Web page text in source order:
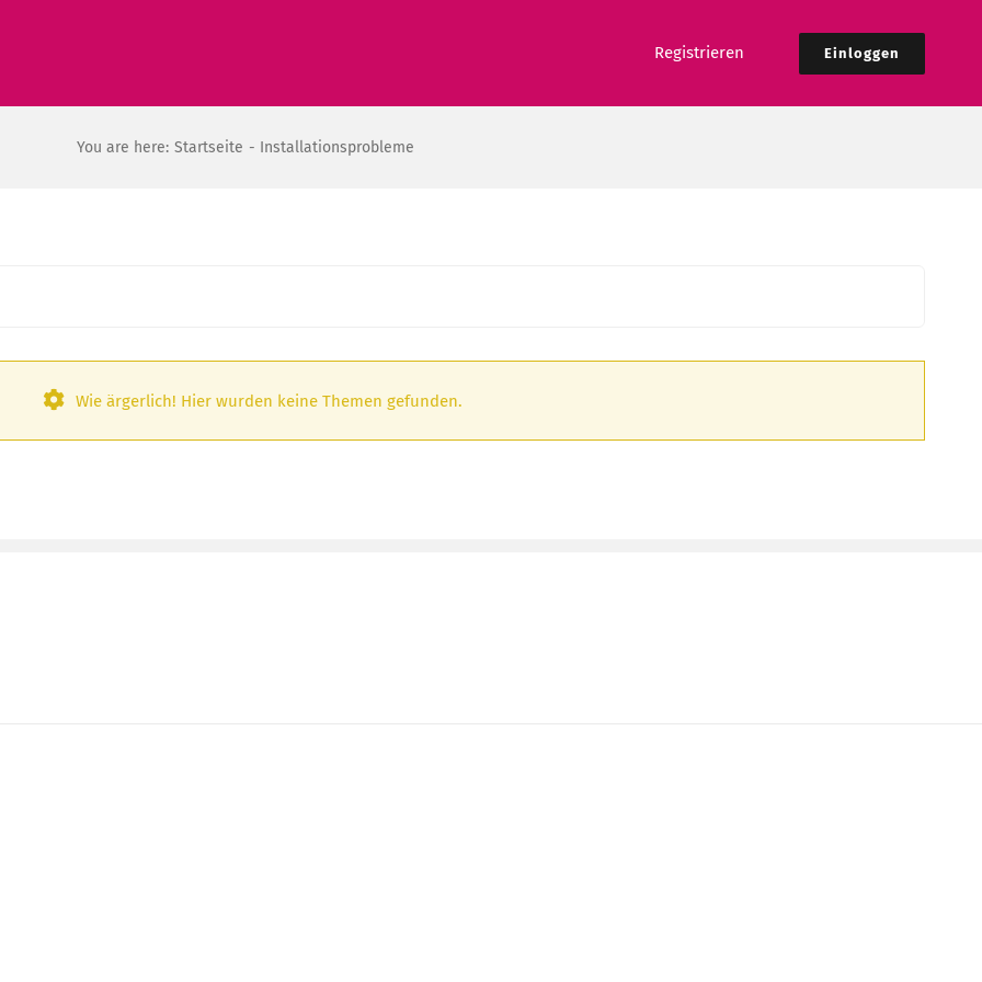
Registrieren Einloggen
You are here: Startseite Installationsprobleme
Wie ärgerlich! Hier wurden keine Themen gefunden.